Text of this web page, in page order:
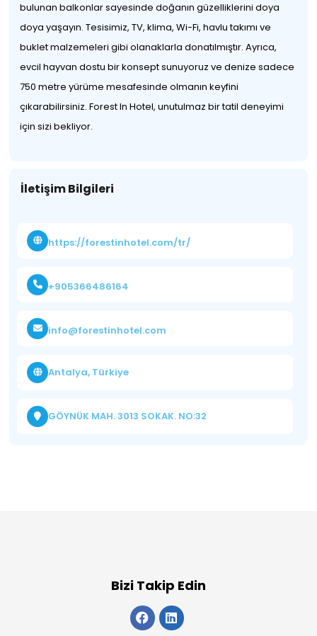
bulunan balkonlar sayesinde doğanın güzelliklerini doya
doya yaşayın. Tesisimiz, TV, klima, Wi-Fi, havlu takımı ve
buklet malzemeleri gibi olanaklarla donatılmıştır. Ayrıca,
evcil hayvan dostu bir konsept sunuyoruz ve denize sadece
750 metre yürüme mesafesinde olmanın keyfini
çıkarabilirsiniz. Forest In Hotel, unutulmaz bir tatil deneyimi
için sizi bekliyor.
İletişim Bilgileri
https://forestinhotel.com/tr/
+905366486164
info@forestinhotel.com
Antalya, Türkiye
GÖYNÜK MAH. 3013 SOKAK. NO:32
Bizi Takip Edin